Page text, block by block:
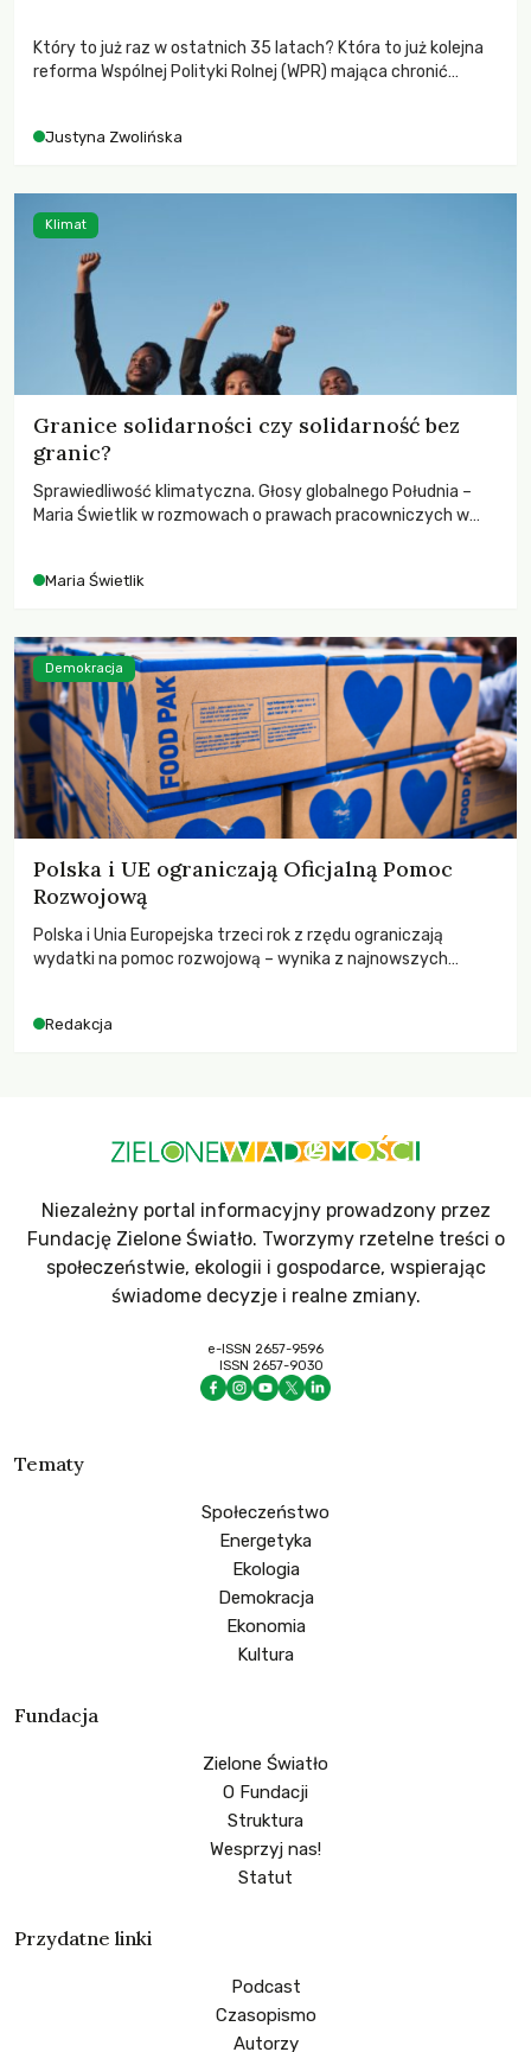
Który to już raz w ostatnich 35 latach? Która to już kolejna
reforma Wspólnej Polityki Rolnej (WPR) mająca chronić
Justyna Zwolińska
Granice solidarności czy solidarność bez
granic?
Sprawiedliwość klimatyczna. Głosy globalnego Południa –
Maria Świetlik w rozmowach o prawach pracowniczych w
Maria Świetlik
Klimat
Polska i UE ograniczają Oficjalną Pomoc
Rozwojową
Polska i Unia Europejska trzeci rok z rzędu ograniczają
wydatki na pomoc rozwojową – wynika z najnowszych
odnotowano największe tąpnięcie ODA w historii. Jakie będą
Redakcja
Demokracja
Niezależny portal informacyjny prowadzony przez
Fundację Zielone Światło. Tworzymy rzetelne treści o
społeczeństwie, ekologii i gospodarce, wspierając
świadome decyzje i realne zmiany.
e-ISSN 2657-9596
ISSN 2657-9030
Tematy
Społeczeństwo
Energetyka
Ekologia
Demokracja
Ekonomia
Kultura
Fundacja
Zielone Światło
O Fundacji
Struktura
Wesprzyj nas!
Statut
Przydatne linki
Podcast
Czasopismo
Autorzy